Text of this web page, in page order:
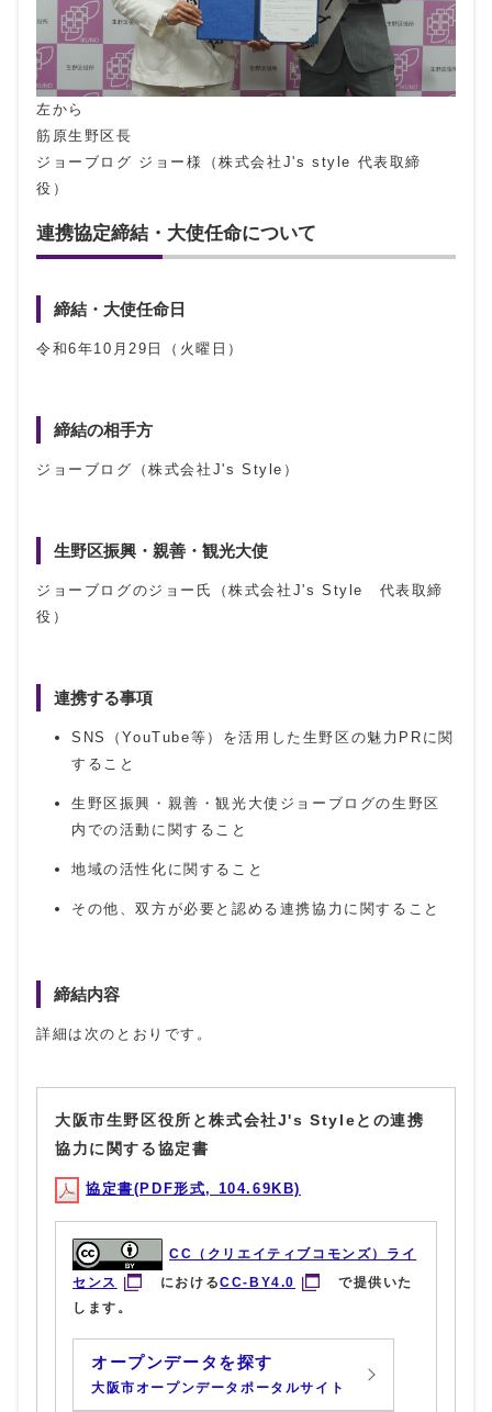
左から
筋原生野区長
ジョーブログ ジョー様（株式会社J's style 代表取締
役）
連携協定締結・大使任命について
締結・大使任命日
令和6年10月29日（火曜日）
締結の相手方
ジョーブログ（株式会社J's Style）
生野区振興・親善・観光大使
ジョーブログのジョー氏（株式会社J's Style 代表取締
役）
連携する事項
SNS（YouTube等）を活用した生野区の魅力PRに関
すること
生野区振興・親善・観光大使ジョーブログの生野区
内での活動に関すること
地域の活性化に関すること
その他、双方が必要と認める連携協力に関すること
締結内容
詳細は次のとおりです。
大阪市生野区役所と株式会社J's Styleとの連携
協力に関する協定書
協定書(PDF形式, 104.69KB)
CC（クリエイティブコモンズ）ライ
センス
におけるCC-BY4.0
で提供いた
します。
オープンデータを探す
大阪市オープンデータポータルサイト